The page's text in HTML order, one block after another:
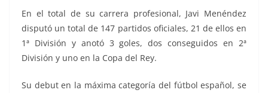
En el total de su carrera profesional, Javi Menéndez
disputó un total de 147 partidos oficiales, 21 de ellos en
1ª División y anotó 3 goles, dos conseguidos en 2ª
División y uno en la Copa del Rey.
Su debut en la máxima categoría del fútbol español, se